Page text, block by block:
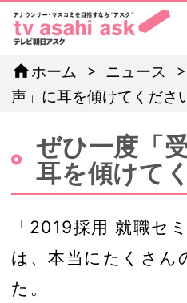
homeホーム ニュース
声」に耳を傾けてくださ
ぜひ一度「
耳を傾けて
「2019採用 就職セ
は、本当にたくさん
た。